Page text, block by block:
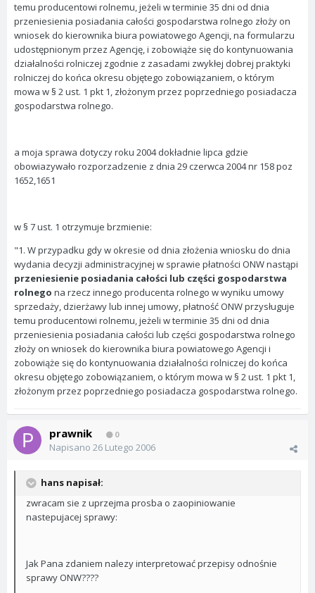
temu producentowi rolnemu, jeżeli w terminie 35 dni od dnia
przeniesienia posiadania całości gospodarstwa rolnego złoży on
wniosek do kierownika biura powiatowego Agencji, na formularzu
udostępnionym przez Agencję, i zobowiąże się do kontynuowania
działalności rolniczej zgodnie z zasadami zwykłej dobrej praktyki
rolniczej do końca okresu objętego zobowiązaniem, o którym
mowa w § 2 ust. 1 pkt 1, złożonym przez poprzedniego posiadacza
gospodarstwa rolnego.
a moja sprawa dotyczy roku 2004 dokładnie lipca gdzie
obowiazywało rozporzadzenie z dnia 29 czerwca 2004 nr 158 poz
1652,1651
w § 7 ust. 1 otrzymuje brzmienie:
"1. W przypadku gdy w okresie od dnia złożenia wniosku do dnia
wydania decyzji administracyjnej w sprawie płatności ONW nastąpi
przeniesienie posiadania całości lub części gospodarstwa
rolnego na rzecz innego producenta rolnego w wyniku umowy
sprzedaży, dzierżawy lub innej umowy, płatność ONW przysługuje
temu producentowi rolnemu, jeżeli w terminie 35 dni od dnia
przeniesienia posiadania całości lub części gospodarstwa rolnego
złoży on wniosek do kierownika biura powiatowego Agencji i
zobowiąże się do kontynuowania działalności rolniczej do końca
okresu objętego zobowiązaniem, o którym mowa w § 2 ust. 1 pkt 1,
złożonym przez poprzedniego posiadacza gospodarstwa rolnego.
prawnik 0
Napisano 26 Lutego 2006
hans napisał:
zwracam sie z uprzejma prosba o zaopiniowanie
nastepujacej sprawy:
Jak Pana zdaniem nalezy interpretować przepisy odnośnie
sprawy ONW????